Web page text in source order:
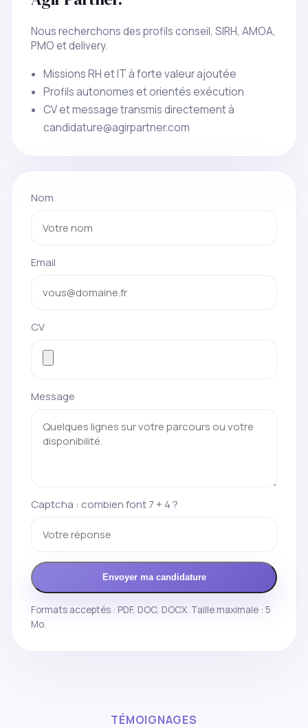
Nous recherchons des profils conseil, SIRH, AMOA,
PMO et delivery.
Missions RH et IT à forte valeur ajoutée
Profils autonomes et orientés exécution
CV et message transmis directement à
candidature@agirpartner.com
Nom
Email
CV
Message
Captcha : combien font 7 + 4 ?
Envoyer ma candidature
Formats acceptés : PDF, DOC, DOCX. Taille maximale : 5
Mo.
TÉMOIGNAGES